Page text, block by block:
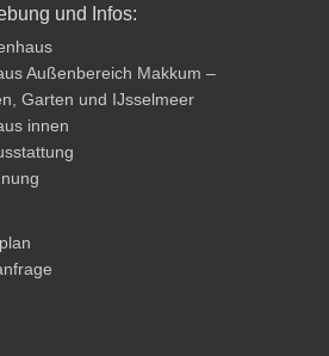
und Infos:
Außenbereich Makkum –
Garten und IJsselmeer
innen